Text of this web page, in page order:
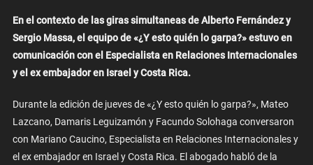
En el contexto de las giras simultaneas de Alberto Fernández y
Sergio Massa, el equipo de «¿Y esto quién lo garpa?» estuvo en
comunicación con el Especialista en Relaciones Internacionales
y el ex embajador en Israel y Costa Rica.
Durante la edición de jueves de «¿Y esto quién lo garpa?», Mateo
Lazcano, Damaris Leguizamón y Facundo Solohaga conversaron
con Mariano Caucino, Especialista en Relaciones Internacionales y
el ex embajador en Israel y Costa Rica. El abogado habló de la